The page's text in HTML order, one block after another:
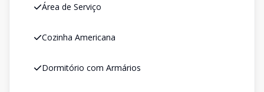
Área de Serviço
Cozinha Americana
Dormitório com Armários